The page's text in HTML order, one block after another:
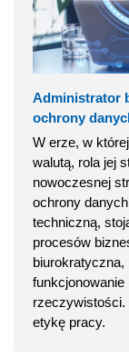
Administrator
ochrony
W erze, w
walutą, rola jej
nowoczesnej
ochrony
techniczną,
procesów
biurokratyczna,
rzeczywistości.
etykę pracy.